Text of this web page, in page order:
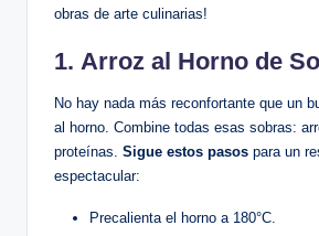
obras de arte culinarias!
1. Arroz al Horno de
No hay nada más reconfortante que un
al horno. Combine todas esas sobras:
proteínas. Sigue estos pasos para un
espectacular:
Precalienta el horno a 180°C.